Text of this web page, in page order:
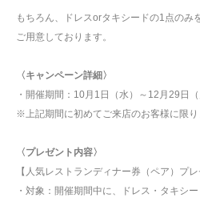
もちろん、ドレスorタキシードの1点のみ
ご用意しております。
〈キャンペーン詳細〉
・開催期間：10月1日（水）～12月29日（
※上記期間に初めてご来店のお客様に限り
〈プレゼント内容〉
【人気レストランディナー券（ペア）プレ
・対象：開催期間中に、ドレス・タキシ